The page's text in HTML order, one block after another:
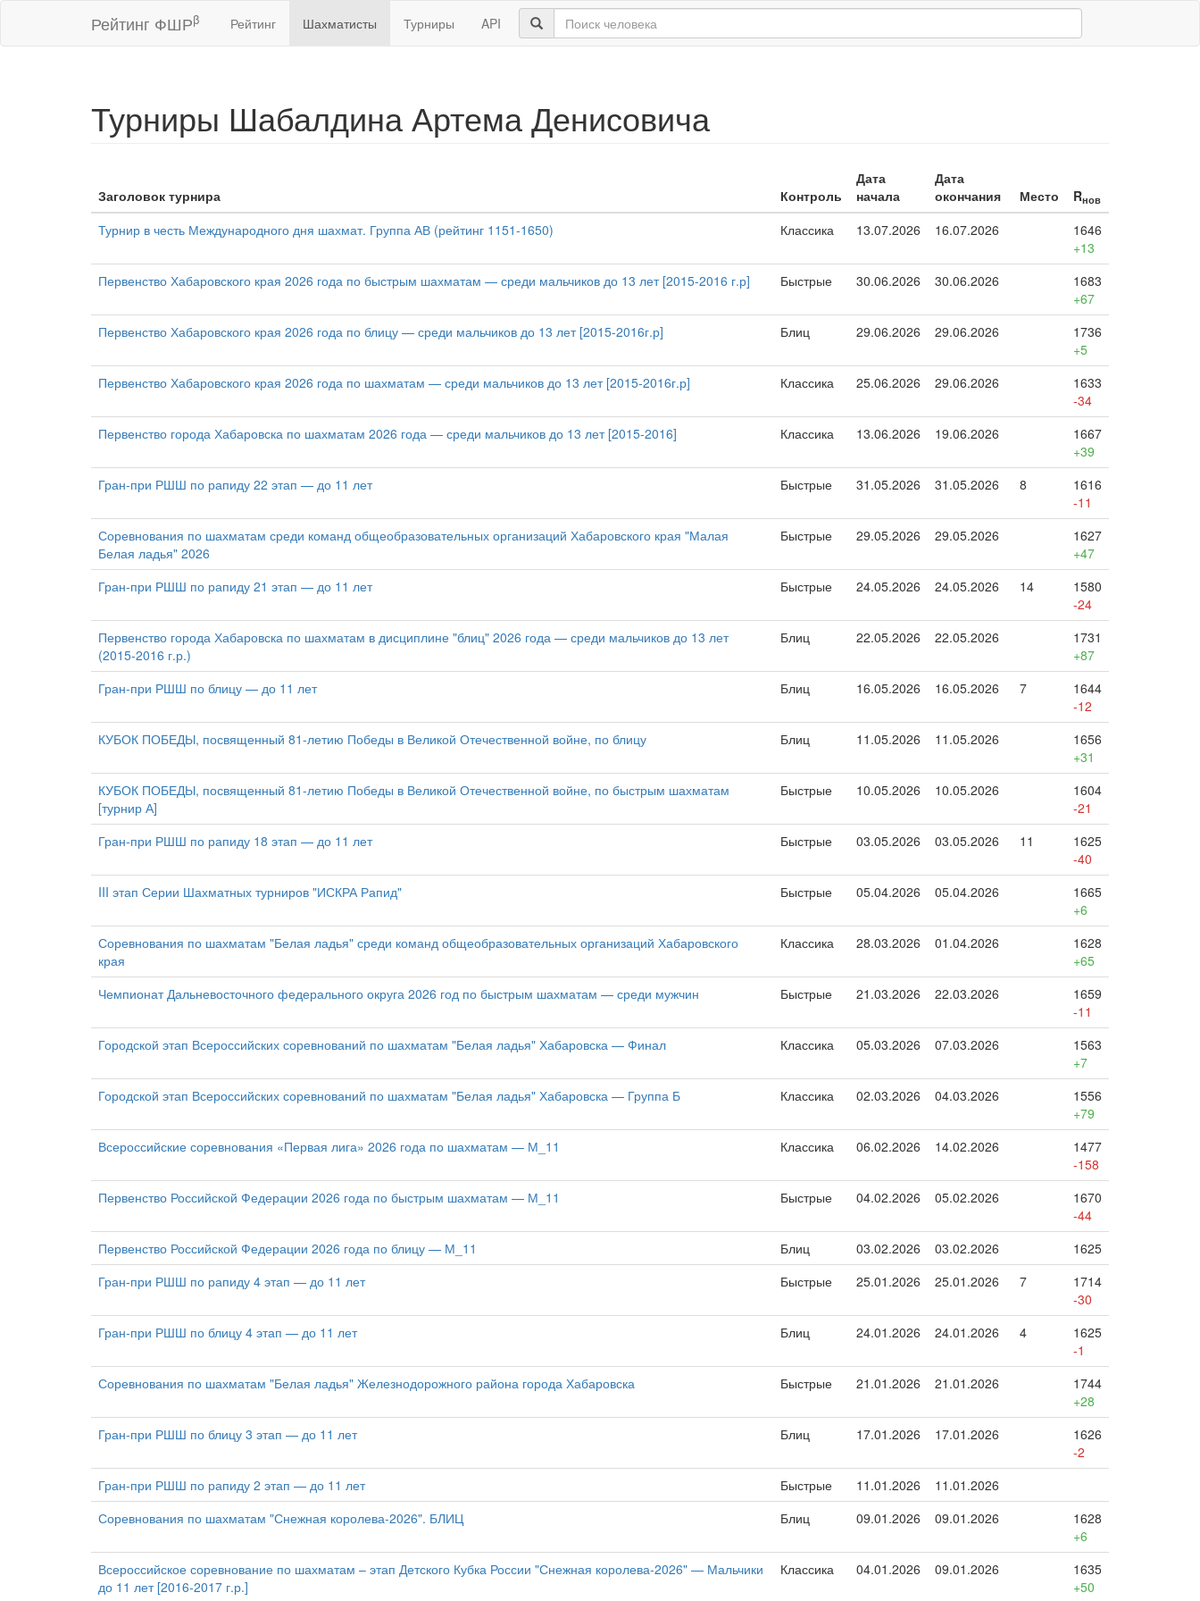
Рейтинг ФШРβ Рейтинг Шахматисты Турниры API
Турниры Шабалдина Артема Денисовича
Заголовок турнира Контроль
Дата
начала
Дата
окончания
Место Rнов
Турнир в честь Международного дня шахмат. Группа АВ (рейтинг 1151-1650) Классика 13.07.2026 16.07.2026
1646
+13
Первенство Хабаровского края 2026 года по быстрым шахматам — среди мальчиков до 13 лет [2015-2016 г.р]
Быстрые 30.06.2026 30.06.2026
1683
+67
Первенство Хабаровского края 2026 года по блицу — среди мальчиков до 13 лет [2015-2016г.р]
Блиц 29.06.2026 29.06.2026
1736
+5
Первенство Хабаровского края 2026 года по шахматам — среди мальчиков до 13 лет [2015-2016г.р]
Классика 25.06.2026 29.06.2026
1633
-34
Первенство города Хабаровска по шахматам 2026 года — среди мальчиков до 13 лет [2015-2016]
Классика 13.06.2026 19.06.2026
1667
+39
Гран-при РШШ по рапиду 22 этап — до 11 лет
Быстрые 31.05.2026 31.05.2026 8
1616
-11
Соревнования по шахматам среди команд общеобразовательных организаций Хабаровского края "Малая
Белая ладья" 2026
Быстрые 29.05.2026 29.05.2026
1627
+47
Гран-при РШШ по рапиду 21 этап — до 11 лет
Быстрые 24.05.2026 24.05.2026 14
1580
-24
Первенство города Хабаровска по шахматам в дисциплине "блиц" 2026 года — среди мальчиков до 13 лет
(2015-2016 г.р.)
Блиц 22.05.2026 22.05.2026
1731
+87
Гран-при РШШ по блицу — до 11 лет
Блиц 16.05.2026 16.05.2026 7
1644
-12
КУБОК ПОБЕДЫ, посвященный 81-летию Победы в Великой Отечественной войне, по блицу
Блиц 11.05.2026 11.05.2026
1656
+31
КУБОК ПОБЕДЫ, посвященный 81-летию Победы в Великой Отечественной войне, по быстрым шахматам
[турнир А]
Быстрые 10.05.2026 10.05.2026
1604
-21
Гран-при РШШ по рапиду 18 этап — до 11 лет
Быстрые 03.05.2026 03.05.2026 11
1625
-40
III этап Серии Шахматных турниров "ИСКРА Рапид"
Быстрые 05.04.2026 05.04.2026
1665
+6
Соревнования по шахматам "Белая ладья" среди команд общеобразовательных организаций Хабаровского
края
Классика 28.03.2026 01.04.2026
1628
+65
Чемпионат Дальневосточного федерального округа 2026 год по быстрым шахматам — среди мужчин
Быстрые 21.03.2026 22.03.2026
1659
-11
Городской этап Всероссийских соревнований по шахматам "Белая ладья" Хабаровска — Финал
Классика 05.03.2026 07.03.2026
1563
+7
Городской этап Всероссийских соревнований по шахматам "Белая ладья" Хабаровска — Группа Б
Классика 02.03.2026 04.03.2026
1556
+79
Всероссийские соревнования «Первая лига» 2026 года по шахматам — М_11
Классика 06.02.2026 14.02.2026
1477
-158
Первенство Российской Федерации 2026 года по быстрым шахматам — М_11
Быстрые 04.02.2026 05.02.2026
1670
-44
Первенство Российской Федерации 2026 года по блицу — М_11
Блиц 03.02.2026 03.02.2026
1625
Гран-при РШШ по рапиду 4 этап — до 11 лет
Быстрые 25.01.2026 25.01.2026 7
1714
-30
Гран-при РШШ по блицу 4 этап — до 11 лет
Блиц 24.01.2026 24.01.2026 4
1625
-1
Соревнования по шахматам "Белая ладья" Железнодорожного района города Хабаровска
Быстрые 21.01.2026 21.01.2026
1744
+28
Гран-при РШШ по блицу 3 этап — до 11 лет
Блиц 17.01.2026 17.01.2026
1626
-2
Гран-при РШШ по рапиду 2 этап — до 11 лет
Быстрые 11.01.2026
11.01.2026
Соревнования по шахматам "Снежная королева-2026". БЛИЦ
Блиц 09.01.2026 09.01.2026
1628
+6
Всероссийское соревнование по шахматам – этап Детского Кубка России "Снежная королева-2026" — Мальчики
до 11 лет [2016-2017 г.р.]
Классика 04.01.2026 09.01.2026
1635
+50